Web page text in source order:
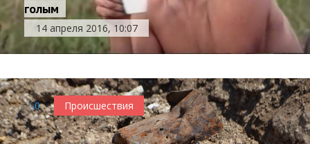
голым
14 апреля 2016, 10:07
0 Происшествия